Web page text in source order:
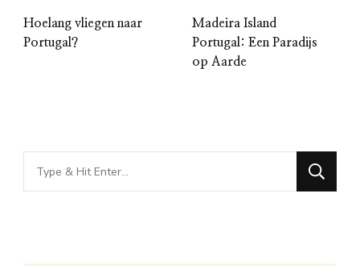
Hoelang vliegen naar
Portugal?
Madeira Island
Portugal: Een Paradijs
op Aarde
Looking
for